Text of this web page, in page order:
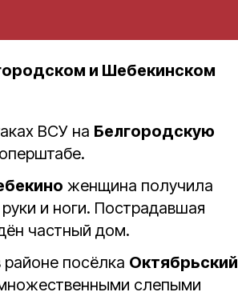
и Шебекинском
ВСУ на Белгородскую
женщина получила
и ноги. Пострадавшая
частный дом.
посёлка Октябрьский
слепыми